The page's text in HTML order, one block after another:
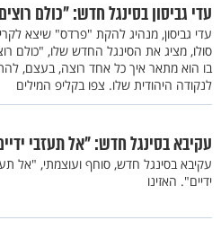
עדי גביסון בסינגל חדש: "כולם
עדי גביסון, מנהיג להקת "פרדס" שיצא
סולו, מציג את הסינגל החדש שלו, "כולם
בו הוא מתאר איך כל אחד רוצה, בעצם,
לנקודה היהודית שלו. צפו בקליפ המילים
עקיבא בסינגל חדש: "אל תעזבי
עקיבא בסינגל חדש, סוחף ועוצמתי, "אל
ידיים". האזינו